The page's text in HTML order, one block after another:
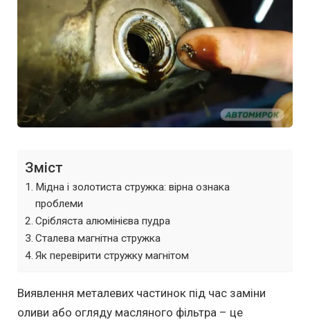
Зміст
Мідна і золотиста стружка: вірна ознака
проблеми
Срібляста алюмінієва пудра
Сталева магнітна стружка
Як перевірити стружку магнітом
Виявлення металевих частинок під час заміни
оливи або огляду масляного фільтра – це